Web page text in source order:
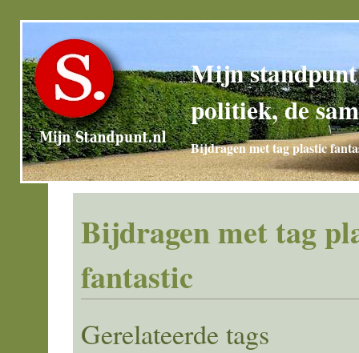
Mijn
politiek, de
Bijdragen met tag plastic
Bijdragen met tag
fantastic
Gerelateerde tags